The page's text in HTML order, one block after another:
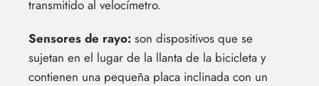
transmitido al velocímetro.
Sensores de rayo: son dispositivos que se
sujetan en el lugar de la llanta de la bicicleta y
contienen una pequeña placa inclinada con un